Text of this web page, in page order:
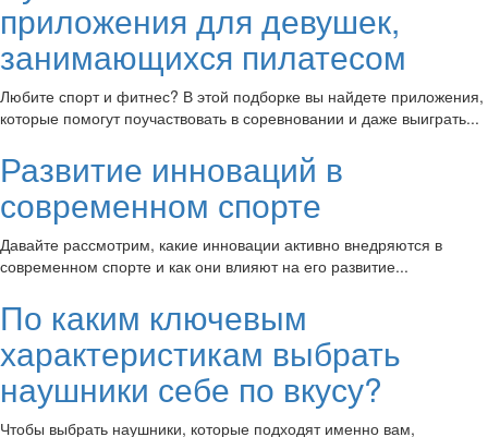
приложения для девушек,
занимающихся пилатесом
Любите спорт и фитнес? В этой подборке вы найдете приложения,
которые помогут поучаствовать в соревновании и даже выиграть...
Развитие инноваций в
современном спорте
Давайте рассмотрим, какие инновации активно внедряются в
современном спорте и как они влияют на его развитие...
По каким ключевым
характеристикам выбрать
наушники себе по вкусу?
Чтобы выбрать наушники, которые подходят именно вам,